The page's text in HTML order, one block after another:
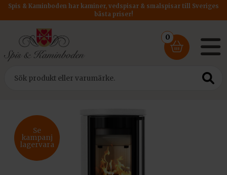
Spis & Kaminboden har kaminer, vedspisar & smalspisar till Sveriges
bästa priser!
0
Se
kampanj
lagervara